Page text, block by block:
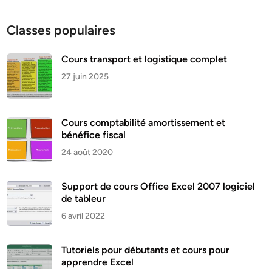
Classes populaires
Cours transport et logistique complet
27 juin 2025
Cours comptabilité amortissement et
bénéfice fiscal
24 août 2020
Support de cours Office Excel 2007 logiciel
de tableur
6 avril 2022
Tutoriels pour débutants et cours pour
apprendre Excel